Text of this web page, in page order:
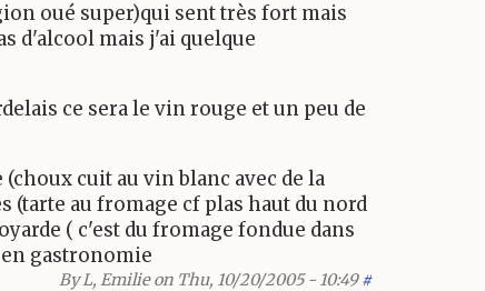
oué super)qui sent très fort mais
d'alcool mais j'ai quelque
ce sera le vin rouge et un peu de
cuit au vin blanc avec de la
(tarte au fromage cf plas haut du nord
( c'est du fromage fondue dans
gastronomie
ByL, Emilieon Thu, 10/20/2005 - 10:49 #